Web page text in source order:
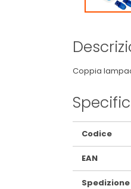
Coppia
Maggiori
Informazioni
Codice
EAN